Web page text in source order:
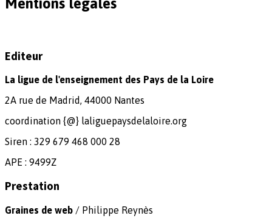
Mentions légales
Editeur
La ligue de l'enseignement des Pays de la Loire
2A rue de Madrid, 44000 Nantes
coordination {@} laliguepaysdelaloire.org
Siren : 329 679 468 000 28
APE : 9499Z
Prestation
Graines de web / Philippe Reynès